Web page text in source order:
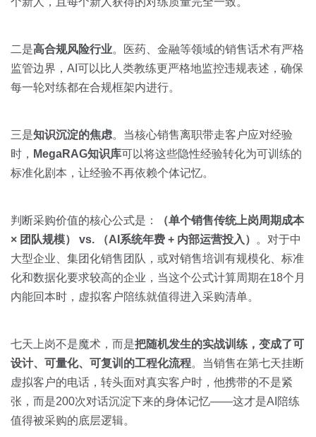
二是高合规风险行业。医药、金融等领域的销售话术有严格
监管边界，AI可以比人类教练更严格地监控违规表述，确保
每一轮对练都在合规框架内进行。
三是知识沉淀的焦虑。当核心销售离职带走客户应对经验
时， MegaRAG知识库可以将这些隐性经验转化为可训练的
标准化剧本，让经验不再依赖个体记忆。
判断采购价值的核心公式是：
（单个销售传统上岗周期成本
× 团队规模） vs. （AI系统年费 + 内部运营投入）
。对于中
大型企业、集团化销售团队，或对销售培训有规模化、标准
化和数据化要求较高的企业，当这个公式计算周期在18个月
内能回本时，虚拟客户陪练就值得进入采购清单。
七天上岗不是魔术，而是把随机发生的实战训练，变成了可
设计、可量化、可复训的工程化流程。当销售在第七天挂断
虚拟客户的电话，转头面对真实客户时，他携带的不是紧
张，而是200次对话沉淀下来的身体记忆——这才是AI陪练
值得被采购的底层逻辑。